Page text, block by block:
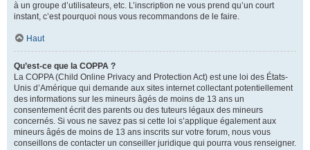
à un groupe d’utilisateurs, etc. L’inscription ne vous prend qu’un court
instant, c’est pourquoi nous vous recommandons de le faire.
Haut
Qu’est-ce que la COPPA ?
La COPPA (Child Online Privacy and Protection Act) est une loi des États-
Unis d’Amérique qui demande aux sites internet collectant potentiellement
des informations sur les mineurs âgés de moins de 13 ans un
consentement écrit des parents ou des tuteurs légaux des mineurs
concernés. Si vous ne savez pas si cette loi s’applique également aux
mineurs âgés de moins de 13 ans inscrits sur votre forum, nous vous
conseillons de contacter un conseiller juridique qui pourra vous renseigner.